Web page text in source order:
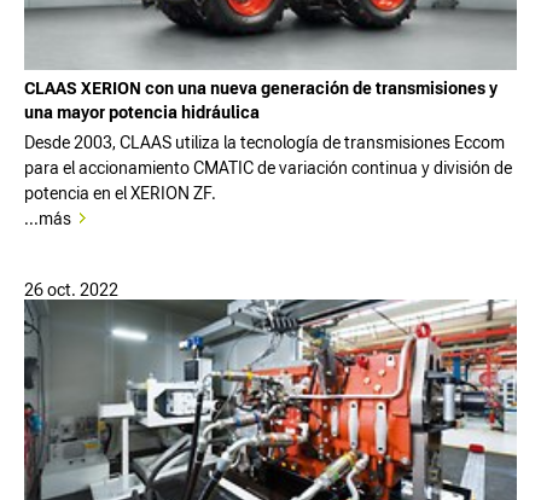
CLAAS XERION con una nueva generación de transmisiones y
una mayor potencia hidráulica
Desde 2003, CLAAS utiliza la tecnología de transmisiones Eccom
para el accionamiento CMATIC de variación continua y división de
potencia en el XERION ZF.
...más
26 oct. 2022